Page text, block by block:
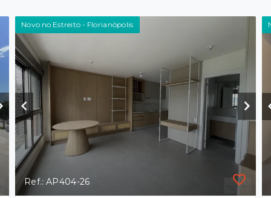
Novo no Estreito - Florianópolis
Ref.: AP404-26